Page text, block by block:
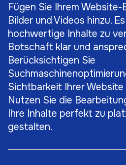
Fügen Sie Ihrem
Bilder und Videos hinzu.
hochwertige Inhalte zu
Botschaft klar und
Berücksichtigen Sie
Sichtbarkeit Ihrer Website
Nutzen Sie die
Ihre Inhalte perfekt zu
gestalten.